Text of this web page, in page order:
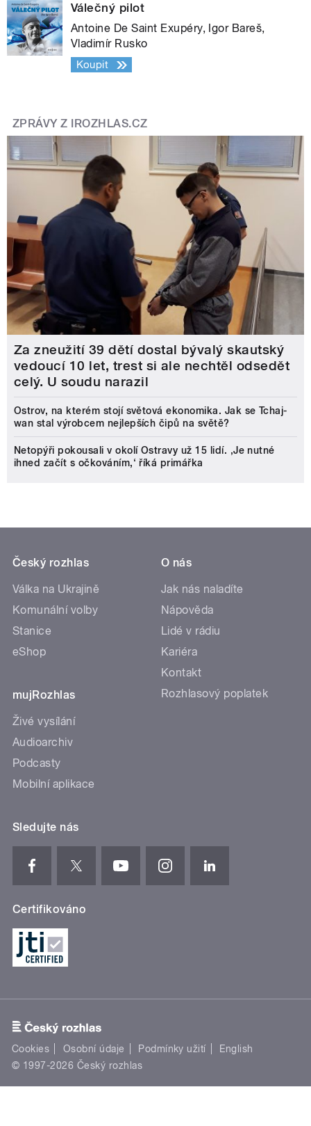
Válečný pilot
Antoine De Saint Exupéry, Igor Bareš,
Vladimír Rusko
Koupit
ZPRÁVY Z IROZHLAS.CZ
Za zneužití 39 dětí dostal bývalý skautský
vedoucí 10 let, trest si ale nechtěl odsedět
celý. U soudu narazil
Ostrov, na kterém stojí světová ekonomika. Jak se Tchaj-
wan stal výrobcem nejlepších čipů na světě?
Netopýři pokousali v okolí Ostravy už 15 lidí. ‚Je nutné
ihned začít s očkováním,‘ říká primářka
Český rozhlas
Válka na Ukrajině
Komunální volby
Stanice
eShop
mujRozhlas
Živé vysílání
Audioarchiv
Podcasty
Mobilní aplikace
O nás
Jak nás naladíte
Nápověda
Lidé v rádiu
Kariéra
Kontakt
Rozhlasový poplatek
Sledujte nás
Certifikováno
Cookies Osobní údaje Podmínky užití
English
© 1997-2026 Český rozhlas